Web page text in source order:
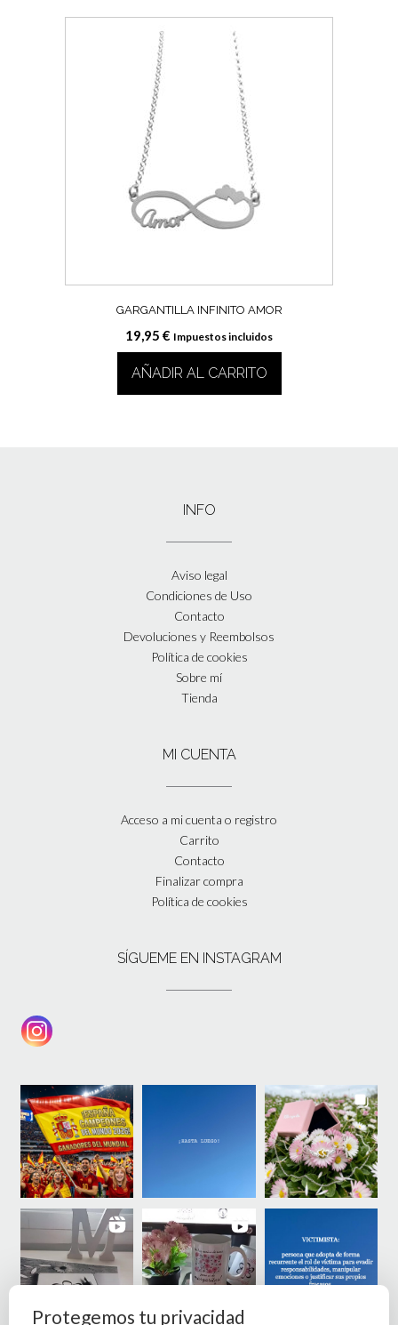
GARGANTILLA INFINITO AMOR
19,95 € Impuestos incluidos
AÑADIR AL CARRITO
INFO
Aviso legal
Condiciones de Uso
Contacto
Devoluciones y Reembolsos
Política de cookies
Sobre mí
Tienda
MI CUENTA
Acceso a mi cuenta o registro
Carrito
Contacto
Finalizar compra
Política de cookies
SÍGUEME EN INSTAGRAM
Protegemos tu privacidad